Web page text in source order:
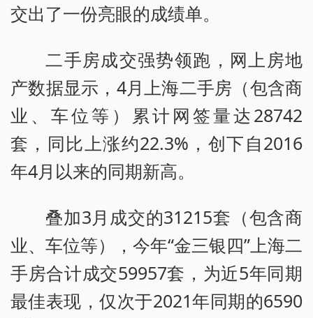
交出了一份亮眼的成绩单。
二手房成交强势领跑，网上房地
产数据显示，4月上海二手房（包含商
业、车位等）累计网签量达28742
套，同比上涨约22.3%，创下自2016
年4月以来的同期新高。
叠加3月成交的31215套（包含商
业、车位等），今年“金三银四”上海二
手房合计成交59957套，为近5年同期
最佳表现，仅次于2021年同期的6590